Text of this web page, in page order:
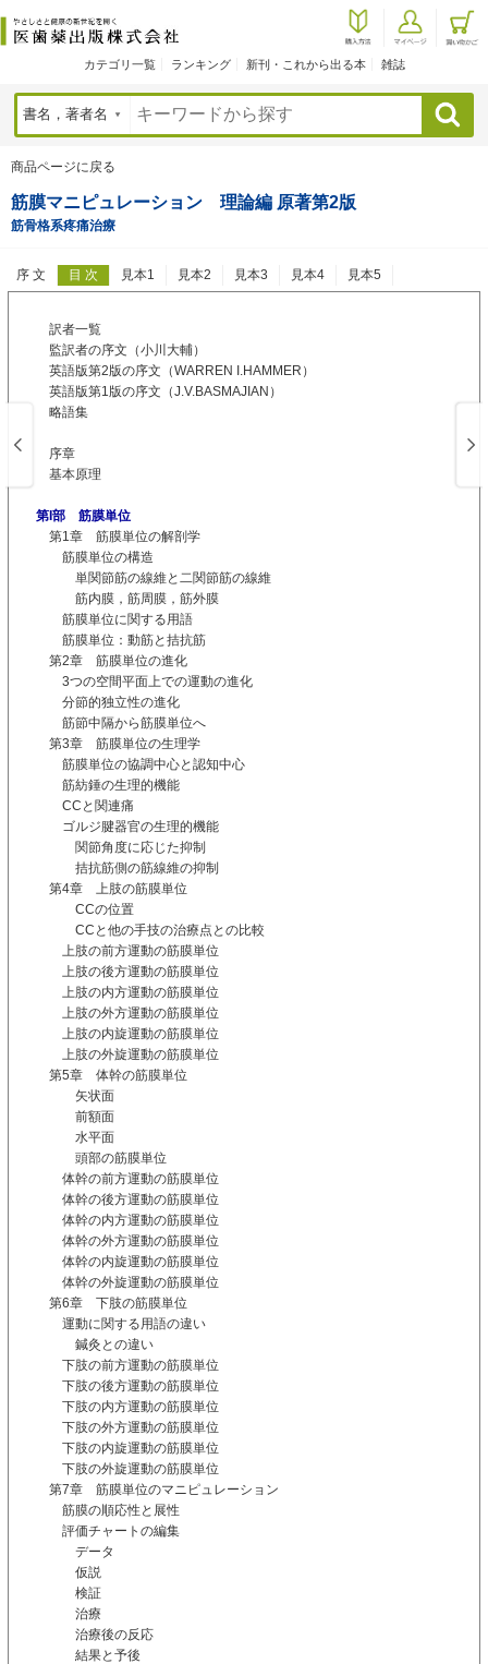
カテゴリ一覧 ランキング 新刊・これから出る本 雑誌
検索
商品ページに戻る
筋膜マニピュレーション 理論編 原著第2版
筋骨格系疼痛治療
序 文 目 次 見本1 見本2 見本3 見本4 見本5
訳者一覧
監訳者の序文（小川大輔）
英語版第2版の序文（WARREN I.HAMMER）
英語版第1版の序文（J.V.BASMAJIAN）
略語集
序章
基本原理
第I部 筋膜単位
第1章 筋膜単位の解剖学
筋膜単位の構造
単関節筋の線維と二関節筋の線維
筋内膜，筋周膜，筋外膜
筋膜単位に関する用語
筋膜単位：動筋と拮抗筋
第2章 筋膜単位の進化
3つの空間平面上での運動の進化
分節的独立性の進化
筋節中隔から筋膜単位へ
第3章 筋膜単位の生理学
筋膜単位の協調中心と認知中心
筋紡錘の生理的機能
CCと関連痛
ゴルジ腱器官の生理的機能
関節角度に応じた抑制
拮抗筋側の筋線維の抑制
第4章 上肢の筋膜単位
CCの位置
CCと他の手技の治療点との比較
上肢の前方運動の筋膜単位
上肢の後方運動の筋膜単位
上肢の内方運動の筋膜単位
上肢の外方運動の筋膜単位
上肢の内旋運動の筋膜単位
上肢の外旋運動の筋膜単位
第5章 体幹の筋膜単位
矢状面
前額面
水平面
頭部の筋膜単位
体幹の前方運動の筋膜単位
体幹の後方運動の筋膜単位
体幹の内方運動の筋膜単位
体幹の外方運動の筋膜単位
体幹の内旋運動の筋膜単位
体幹の外旋運動の筋膜単位
第6章 下肢の筋膜単位
運動に関する用語の違い
鍼灸との違い
下肢の前方運動の筋膜単位
下肢の後方運動の筋膜単位
下肢の内方運動の筋膜単位
下肢の外方運動の筋膜単位
下肢の内旋運動の筋膜単位
下肢の外旋運動の筋膜単位
第7章 筋膜単位のマニピュレーション
筋膜の順応性と展性
評価チャートの編集
データ
仮説
検証
治療
治療後の反応
結果と予後